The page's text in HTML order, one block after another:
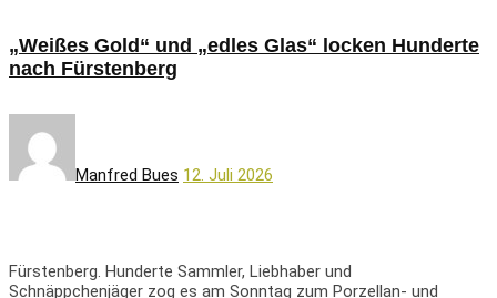
„Weißes Gold“ und „edles Glas“ locken Hunderte
nach Fürstenberg
Manfred Bues 12. Juli 2026
Fürstenberg. Hunderte Sammler, Liebhaber und
Schnäppchenjäger zog es am Sonntag zum Porzellan- und